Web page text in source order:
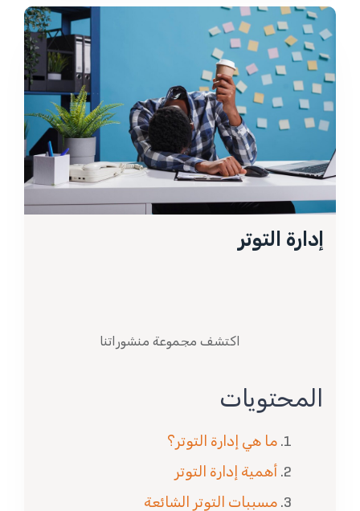
إدارة التوتر
اكتشف مجموعة منشوراتنا
المحتويات
ما هي إدارة التوتر؟
أهمية إدارة التوتر
مسببات التوتر الشائعة